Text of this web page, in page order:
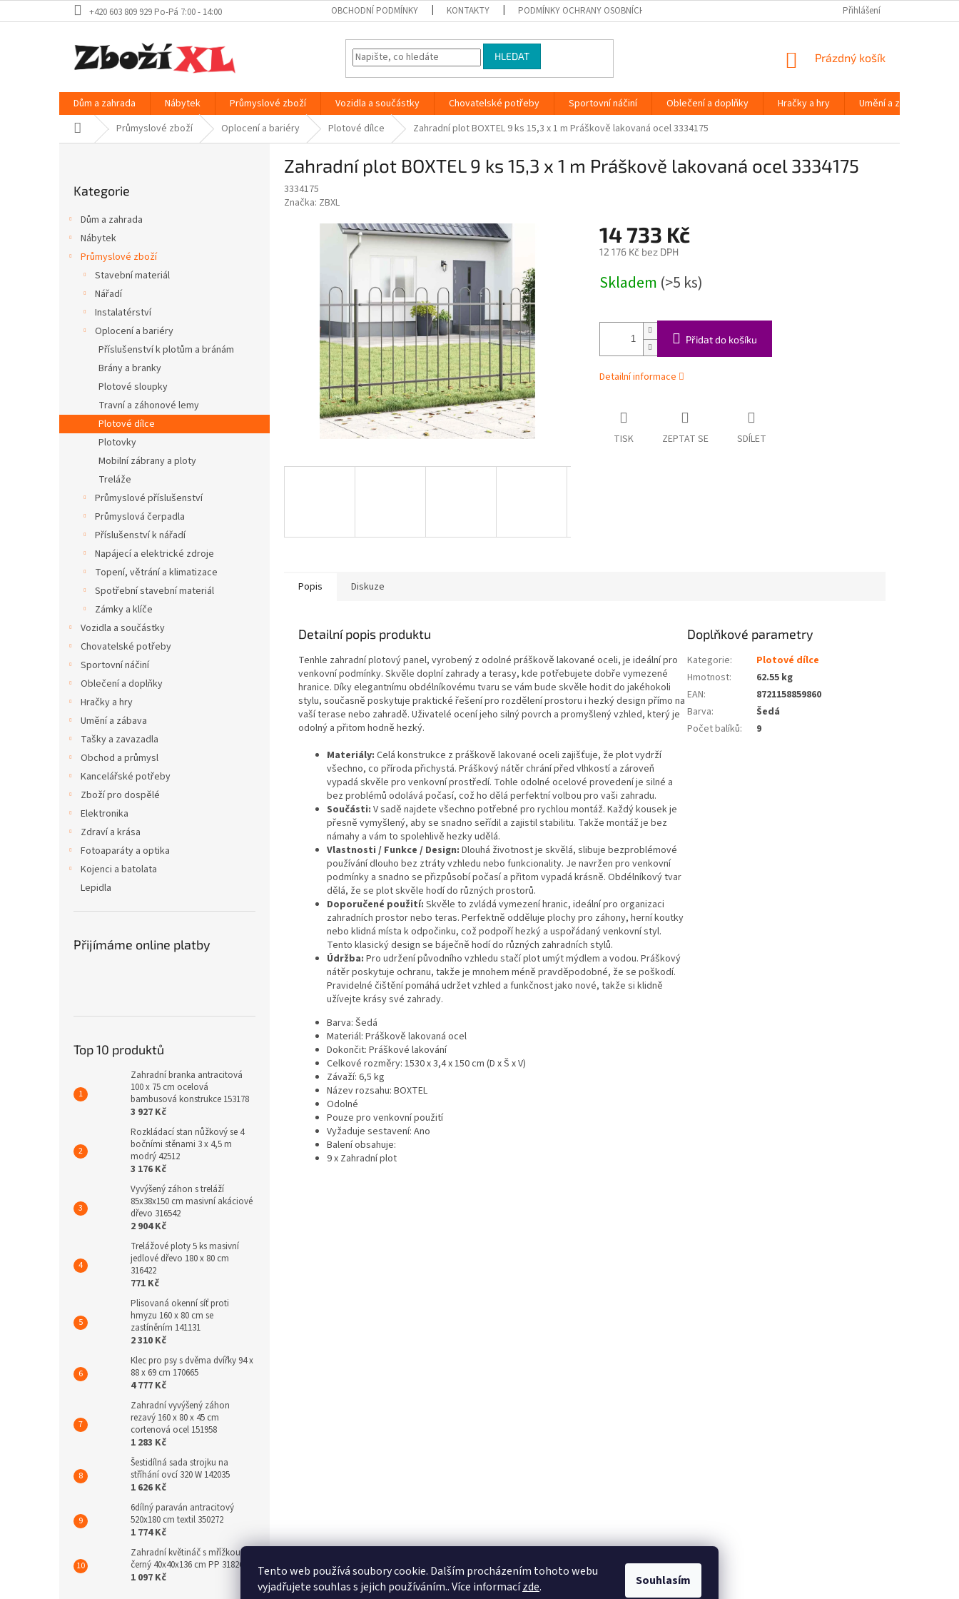
Tento web používá soubory cookie. Dalším procházením tohoto webu
vyjadřujete souhlas s jejich používáním.. Více informacízde. Souhlasím
na
+420 603 809 929 Po-Pá 7:00 - 14:00 OBCHODNÍ PODMÍNKY KONTAKTY PODMÍNKY OCHRANY OSOBNÍCH ÚDAJŮ Přihlášení
HLEDAT
NÁKUPNÍ
Prázdný košík
Dům a zahrada Nábytek Průmyslové zboží Vozidla a součástky Chovatelské potřeby Sportovní náčiní Oblečení a doplňky Hračky a hry Umění a zábava
Domů Průmyslové zboží Oplocení a bariéry Plotové dílce Zahradní plot BOXTEL 9 ks 15,3 x 1 m Práškově lakovaná ocel 3334175
kategorie
Kategorie
Dům a zahrada
Nábytek
Průmyslové zboží
Stavební materiál
Nářadí
Instalatérství
Oplocení a bariéry
Příslušenství k plotům a bránám
Brány a branky
Plotové sloupky
Travní a záhonové lemy
Plotové dílce
Plotovky
Mobilní zábrany a ploty
Treláže
Průmyslové příslušenství
Průmyslová čerpadla
Příslušenství k nářadí
Napájecí a elektrické zdroje
Topení, větrání a klimatizace
Spotřební stavební materiál
Zámky a klíče
Vozidla a součástky
Chovatelské potřeby
Sportovní náčiní
Oblečení a doplňky
Hračky a hry
Umění a zábava
Tašky a zavazadla
Obchod a průmysl
Kancelářské potřeby
Zboží pro dospělé
Elektronika
Zdraví a krása
Fotoaparáty a optika
Kojenci a batolata
Lepidla
Přijímáme online platby
Top 10 produktů
Zahradní branka antracitová
100 x 75 cm ocelová
bambusová konstrukce 153178
3 927 Kč
Rozkládací stan nůžkový se 4
bočními stěnami 3 x 4,5 m
modrý 42512
3 176 Kč
Vyvýšený záhon s treláží
85x38x150 cm masivní akáciové
dřevo 316542
2 904 Kč
Trelážové ploty 5 ks masivní
jedlové dřevo 180 x 80 cm
316422
771 Kč
Plisovaná okenní síť proti
hmyzu 160 x 80 cm se
zastíněním 141131
2 310 Kč
Klec pro psy s dvěma dvířky 94 x
88 x 69 cm 170665
4 777 Kč
Zahradní vyvýšený záhon
rezavý 160 x 80 x 45 cm
cortenová ocel 151958
1 283 Kč
Šestidílná sada strojku na
stříhání ovcí 320 W 142035
1 626 Kč
6dílný paraván antracitový
520x180 cm textil 350272
1 774 Kč
Zahradní květináč s mřížkou
černý 40x40x136 cm PP 318269
1 097 Kč
Zahradní plot BOXTEL 9 ks 15,3 x 1 m Práškově lakovaná ocel 3334175
3334175
Značka: ZBXL
14 733 Kč
12 176 Kč bez DPH
cena:
Skladem (>5 ks)
Přidat do košíku
Detailní informace
TISK ZEPTAT SE SDÍLET
Popis Diskuze
Detailní popis produktu
Tenhle zahradní plotový panel, vyrobený z odolné práškově lakované oceli, je ideální pro
venkovní podmínky. Skvěle doplní zahrady a terasy, kde potřebujete dobře vymezené
hranice. Díky elegantnímu obdélníkovému tvaru se vám bude skvěle hodit do jakéhokoli
stylu, současně poskytuje praktické řešení pro rozdělení prostoru i hezký design přímo na
vaší terase nebo zahradě. Uživatelé ocení jeho silný povrch a promyšlený vzhled, který je
odolný a přitom hodně hezký.
Materiály: Celá konstrukce z práškově lakované oceli zajišťuje, že plot vydrží
všechno, co příroda přichystá. Práškový nátěr chrání před vlhkostí a zároveň
vypadá skvěle pro venkovní prostředí. Tohle odolné ocelové provedení je silné a
bez problémů odolává počasí, což ho dělá perfektní volbou pro vaši zahradu.
Součásti: V sadě najdete všechno potřebné pro rychlou montáž. Každý kousek je
přesně vymyšlený, aby se snadno seřídil a zajistil stabilitu. Takže montáž je bez
námahy a vám to spolehlivě hezky udělá.
Vlastnosti / Funkce / Design: Dlouhá životnost je skvělá, slibuje bezproblémové
používání dlouho bez ztráty vzhledu nebo funkcionality. Je navržen pro venkovní
podmínky a snadno se přizpůsobí počasí a přitom vypadá krásně. Obdélníkový tvar
dělá, že se plot skvěle hodí do různých prostorů.
Doporučené použití: Skvěle to zvládá vymezení hranic, ideální pro organizaci
zahradních prostor nebo teras. Perfektně odděluje plochy pro záhony, herní koutky
nebo klidná místa k odpočinku, což podpoří hezký a uspořádaný venkovní styl.
Tento klasický design se báječně hodí do různých zahradních stylů.
Údržba: Pro udržení původního vzhledu stačí plot umýt mýdlem a vodou. Práškový
nátěr poskytuje ochranu, takže je mnohem méně pravděpodobné, že se poškodí.
Pravidelné čištění pomáhá udržet vzhled a funkčnost jako nové, takže si klidně
užívejte krásy své zahrady.
Barva: Šedá
Materiál: Práškově lakovaná ocel
Dokončit: Práškové lakování
Celkové rozměry: 1530 x 3,4 x 150 cm (D x Š x V)
Závaží: 6,5 kg
Název rozsahu: BOXTEL
Odolné
Pouze pro venkovní použití
Vyžaduje sestavení: Ano
Balení obsahuje:
9 x Zahradní plot
Doplňkové parametry
Kategorie:
Plotové dílce
Hmotnost:
62.55 kg
EAN:
8721158859860
Barva:
Šedá
Počet balíků: 9